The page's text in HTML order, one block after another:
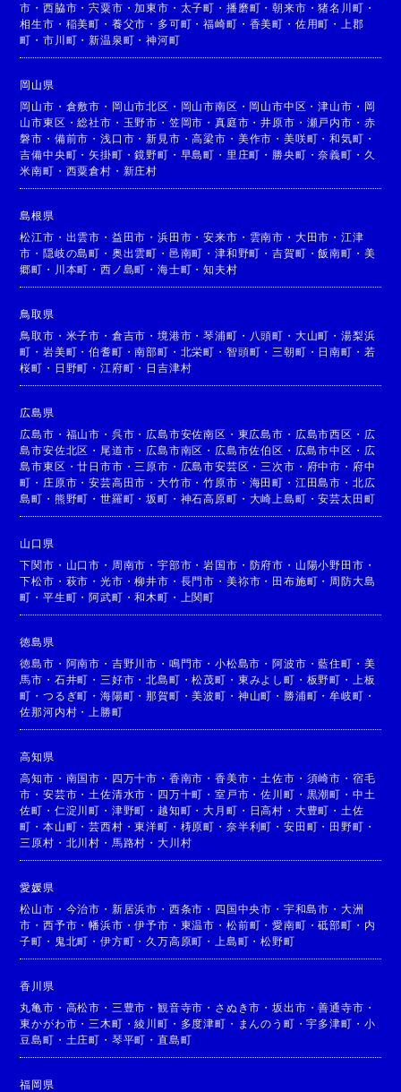
市 ・西脇市 ・宍粟市 ・加東市 ・ 太子町 ・ 播磨町 ・朝来市 ・猪名川町 ・
相生市 ・ 稲美町 ・ 養父市 ・ 多可町 ・福崎町 ・ 香美町 ・ 佐用町 ・
上郡
町 ・市川町 ・新温泉町 ・神河町
岡山県
岡山市 ・ 倉敷市 ・ 岡山市北区 ・ 岡山市南区 ・ 岡山市中区 ・津山市 ・ 岡
山市東区 ・総社市 ・ 玉野市 ・ 笠岡市 ・真庭市 ・井原市 ・ 瀬戸内市 ・ 赤
磐市 ・ 備前市 ・浅口市 ・新見市 ・高梁市 ・ 美作市 ・ 美咲町 ・和気町 ・
吉備中央町 ・矢掛町 ・鏡野町 ・ 早島町 ・ 里庄町 ・ 勝央町 ・奈義町 ・ 久
米南町 ・ 西粟倉村 ・ 新庄村
島根県
松江市 ・ 出雲市 ・ 益田市 ・浜田市 ・安来市 ・ 雲南市 ・ 大田市 ・ 江津
市 ・隠岐の島町 ・ 奥出雲町 ・ 邑南町 ・津和野町 ・吉賀町 ・飯南町 ・ 美
郷町 ・ 川本町 ・西ノ島町 ・海士町 ・知夫村
鳥取県
鳥取市 ・ 米子市 ・ 倉吉市 ・境港市 ・琴浦町 ・ 八頭町 ・ 大山町 ・ 湯梨浜
町 ・岩美町 ・伯耆町 ・南部町 ・ 北栄町 ・ 智頭町 ・ 三朝町 ・ 日南町 ・ 若
桜町 ・ 日野町 ・江府町 ・ 日吉津村
広島県
広島市 ・ 福山市 ・ 呉市 ・ 広島市安佐南区 ・ 東広島市 ・ 広島市西区 ・ 広
島市安佐北区 ・ 尾道市 ・ 広島市南区 ・ 広島市佐伯区 ・ 広島市中区 ・ 広
島市東区 ・廿日市市 ・ 三原市 ・ 広島市安芸区 ・ 三次市 ・ 府中市 ・ 府中
町 ・ 庄原市 ・安芸高田市 ・大竹市 ・竹原市 ・ 海田町 ・ 江田島市 ・ 北広
島町 ・ 熊野町 ・世羅町 ・坂町 ・ 神石高原町 ・ 大崎上島町 ・安芸太田町
山口県
下関市 ・ 山口市 ・ 周南市 ・宇部市 ・岩国市 ・ 防府市 ・ 山陽小野田市 ・
下松市 ・ 萩市 ・光市 ・柳井市 ・ 長門市 ・ 美祢市 ・ 田布施町 ・ 周防大島
町 ・平生町 ・阿武町 ・和木町 ・ 上関町
徳島県
徳島市 ・ 阿南市 ・ 吉野川市 ・ 鳴門市 ・小松島市 ・阿波市 ・藍住町 ・ 美
馬市 ・ 石井町 ・ 三好市 ・北島町 ・松茂町 ・ 東みよし町 ・ 板野町 ・
上板
町 ・つるぎ町 ・海陽町 ・那賀町 ・美波町 ・ 神山町 ・ 勝浦町 ・牟岐町 ・
佐那河内村 ・ 上勝町
高知県
高知市 ・ 南国市 ・ 四万十市 ・ 香南市 ・香美市 ・ 土佐市 ・ 須崎市 ・ 宿毛
市 ・安芸市 ・ 土佐清水市 ・ 四万十町 ・室戸市 ・佐川町 ・ 黒潮町 ・ 中土
佐町 ・ 仁淀川町 ・ 津野町 ・ 越知町 ・大月町 ・ 日高村 ・ 大豊町 ・ 土佐
町 ・本山町 ・芸西村 ・東洋町 ・ 梼原町 ・ 奈半利町 ・ 安田町 ・ 田野町 ・
三原村 ・ 北川村 ・ 馬路村 ・大川村
愛媛県
松山市 ・ 今治市 ・ 新居浜市 ・ 西条市 ・ 四国中央市 ・ 宇和島市 ・ 大洲
市 ・西予市 ・幡浜市 ・伊予市 ・ 東温市 ・ 松前町 ・愛南町 ・砥部町 ・ 内
子町 ・ 鬼北町 ・伊方町 ・ 久万高原町 ・ 上島町 ・松野町
香川県
丸亀市 ・ 高松市 ・ 三豊市 ・観音寺市 ・ さぬき市 ・坂出市 ・善通寺市 ・
東かがわ市 ・ 三木町 ・綾川町 ・ 多度津町 ・ まんのう町 ・宇多津町 ・ 小
豆島町 ・ 土庄町 ・ 琴平町 ・直島町
福岡県